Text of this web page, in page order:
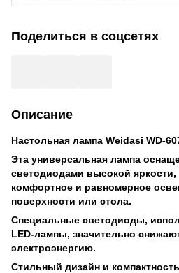
Поделиться в соцсетях
Описание
Настольная лампа Weidasi WD-
Эта универсальная лампа
светодиодами высокой
комфортное и равномерное
поверхности или стола.
Специальные светодиоды,
LED-лампы, значительно
электроэнергию.
Стильный дизайн и